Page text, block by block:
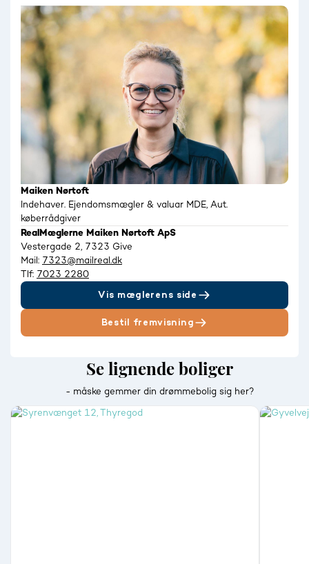
Maiken Nørtoft
Indehaver. Ejendomsmægler & valuar MDE, Aut.
køberrådgiver
RealMæglerne Maiken Nørtoft ApS
Vestergade 2, 7323 Give
Mail: 7323@mailreal.dk
Tlf: 7023 2280
Vis mæglerens side
Bestil fremvisning
Se lignende boliger
- måske gemmer din drømmebolig sig her?